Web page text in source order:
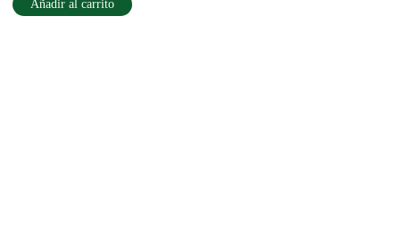
Añadir al carrito